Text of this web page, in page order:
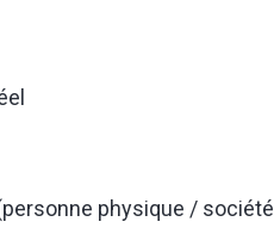
physique / société